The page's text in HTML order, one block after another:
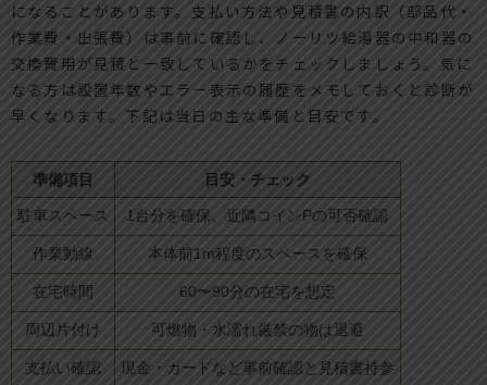
になることがあります。支払い方法や見積書の内訳（部品代・
作業費・出張費）は事前に確認し、ノーリツ給湯器の中和器の
交換費用が見積と一致しているかをチェックしましょう。気に
なる方は設置年数やエラー表示の履歴をメモしておくと診断が
早くなります。下記は当日の主な準備と目安です。
準備項目 目安・チェック
駐車スペース 1台分を確保、近隣コインPの可否確認
作業動線 本体前1m程度のスペースを確保
在宅時間 60〜90分の在宅を想定
周辺片付け 可燃物・水濡れ厳禁の物は退避
支払い確認 現金・カードなど事前確認と見積書持参